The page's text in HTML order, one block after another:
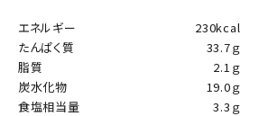
エネルギー
230kcal
たんぱく質
33.7ｇ
脂質
2.1ｇ
炭水化物
19.0ｇ
食塩相当量
3.3ｇ